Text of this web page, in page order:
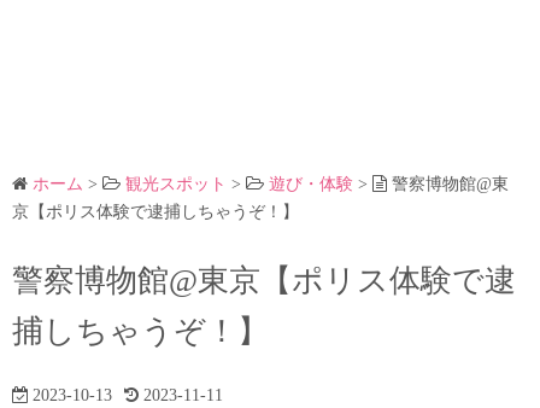
ホーム > 観光スポット > 遊び・体験 >
警察博物館@東
京【ポリス体験で逮捕しちゃうぞ！】
警察博物館@東京【ポリス体験で逮
捕しちゃうぞ！】
2023-10-13 2023-11-11